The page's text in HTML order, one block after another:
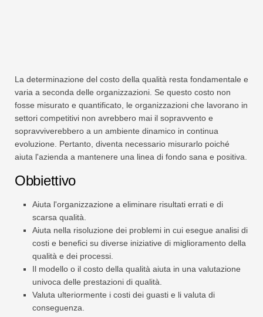
La determinazione del costo della qualità resta fondamentale e
varia a seconda delle organizzazioni. Se questo costo non
fosse misurato e quantificato, le organizzazioni che lavorano in
settori competitivi non avrebbero mai il sopravvento e
sopravviverebbero a un ambiente dinamico in continua
evoluzione. Pertanto, diventa necessario misurarlo poiché
aiuta l'azienda a mantenere una linea di fondo sana e positiva.
Obbiettivo
Aiuta l'organizzazione a eliminare risultati errati e di
scarsa qualità.
Aiuta nella risoluzione dei problemi in cui esegue analisi di
costi e benefici su diverse iniziative di miglioramento della
qualità e dei processi.
Il modello o il costo della qualità aiuta in una valutazione
univoca delle prestazioni di qualità.
Valuta ulteriormente i costi dei guasti e li valuta di
conseguenza.